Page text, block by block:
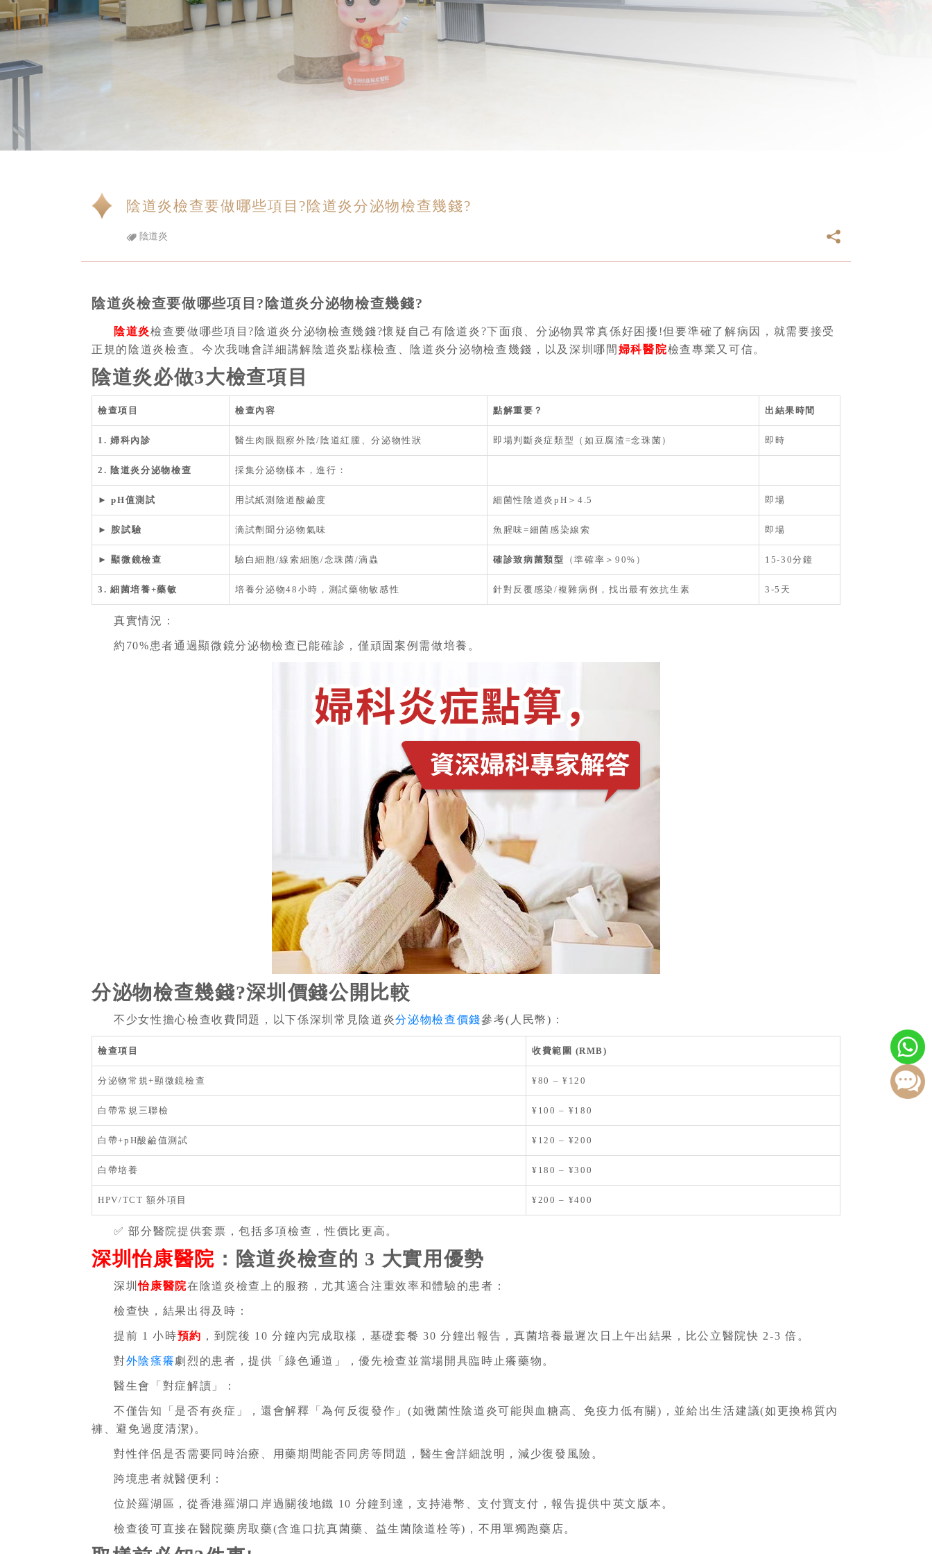
陰道炎檢查要做哪些項目?陰道炎分泌物檢查幾錢?
陰道炎
陰道炎檢查要做哪些項目?陰道炎分泌物檢查幾錢?
陰道炎檢查要做哪些項目?陰道炎分泌物檢查幾錢?懷疑自己有陰道炎?下面痕、分泌物異常真係好困擾!但要準確了解病因，就需要接受
正規的陰道炎檢查。今次我哋會詳細講解陰道炎點樣檢查、陰道炎分泌物檢查幾錢，以及深圳哪間 婦科醫院檢查專業又可信。
陰道炎必做3大檢查項目
檢查項目 檢查內容 點解重要？ 出結果時間
1. 婦科內診 醫生肉眼觀察外陰/陰道紅腫、分泌物性狀 即場判斷炎症類型（如豆腐渣=念珠菌） 即時
2. 陰道炎分泌物檢查 採集分泌物樣本，進行：
►pH值測試 用試紙測陰道酸鹼度 細菌性陰道炎pH＞4.5 即場
► 胺試驗 滴試劑聞分泌物氣味 魚腥味=細菌感染線索 即場
►顯微鏡檢查 驗白細胞/線索細胞/念珠菌/滴蟲 確診致病菌類型 （準確率＞90%） 15-30分鐘
3. 細菌培養+藥敏 培養分泌物48小時，測試藥物敏感性 針對反覆感染/複雜病例，找出最有效抗生素 3-5天
真實情況：
約70%患者通過顯微鏡分泌物檢查已能確診，僅頑固案例需做培養。
分泌物檢查幾錢?深圳價錢公開比較
不少女性擔心檢查收費問題，以下係深圳常見陰道炎分泌物檢查價錢參考(人民幣)：
檢查項目 收費範圍 (RMB)
分泌物常規+顯微鏡檢查 ¥80 – ¥120
白帶常規三聯檢 ¥100 – ¥180
白帶+pH酸鹼值測試 ¥120 – ¥200
白帶培養 ¥180 – ¥300
HPV/TCT 額外項目 ¥200 – ¥400
✅ 部分醫院提供套票，包括多項檢查，性價比更高。
深圳怡康醫院 ：陰道炎檢查的 3 大實用優勢
深圳怡康醫院在陰道炎檢查上的服務，尤其適合注重效率和體驗的患者：
檢查快，結果出得及時：
提前 1 小時預約 ，到院後 10 分鐘內完成取樣，基礎套餐 30 分鐘出報告，真菌培養最遲次日上午出結果，比公立醫院快 2-3 倍。
對外陰瘙癢劇烈的患者，提供「綠色通道」，優先檢查並當場開具臨時止癢藥物。
醫生會「對症解讀」：
不僅告知「是否有炎症」，還會解釋「為何反復發作」(如黴菌性陰道炎可能與血糖高、免疫力低有關)，並給出生活建議(如更換棉質內
褲、避免過度清潔)。
對性伴侶是否需要同時治療、用藥期間能否同房等問題，醫生會詳細說明，減少復發風險。
跨境患者就醫便利：
位於羅湖區，從香港羅湖口岸過關後地鐵 10 分鐘到達，支持港幣、支付寶支付，報告提供中英文版本。
檢查後可直接在醫院藥房取藥(含進口抗真菌藥、益生菌陰道栓等)，不用單獨跑藥店。